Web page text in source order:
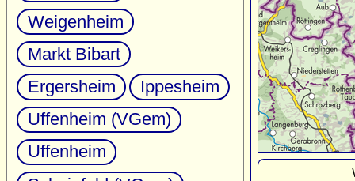
Weigenheim
Markt Bibart
Ergersheim
Ippesheim
Uffenheim (VGem)
Uffenheim